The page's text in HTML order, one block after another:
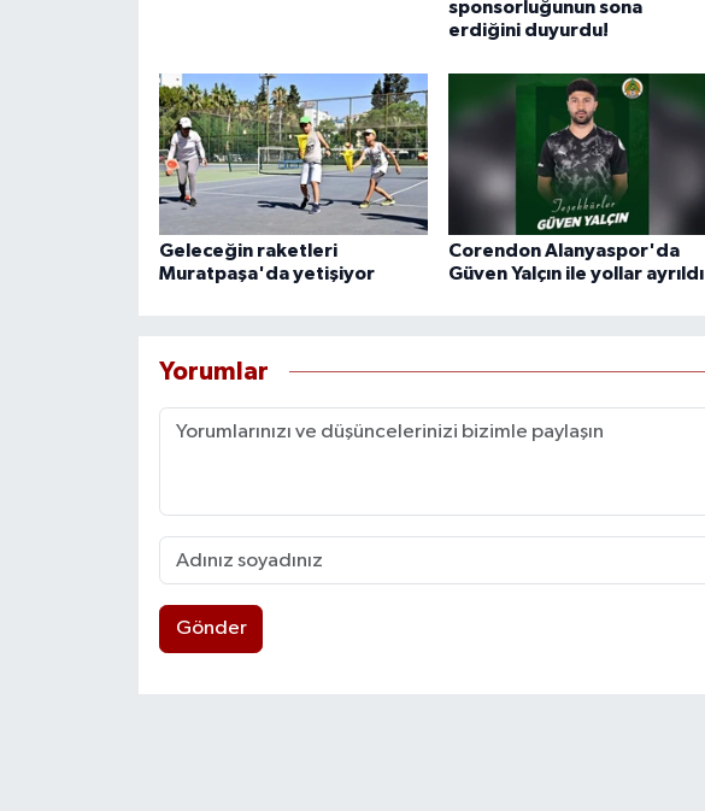
sponsorluğunun sona
erdiğini duyurdu!
Geleceğin raketleri
Muratpaşa'da yetişiyor
Corendon Alanyaspor'da
Güven Yalçın ile yollar ayrıldı
Yorumlar
Gönder